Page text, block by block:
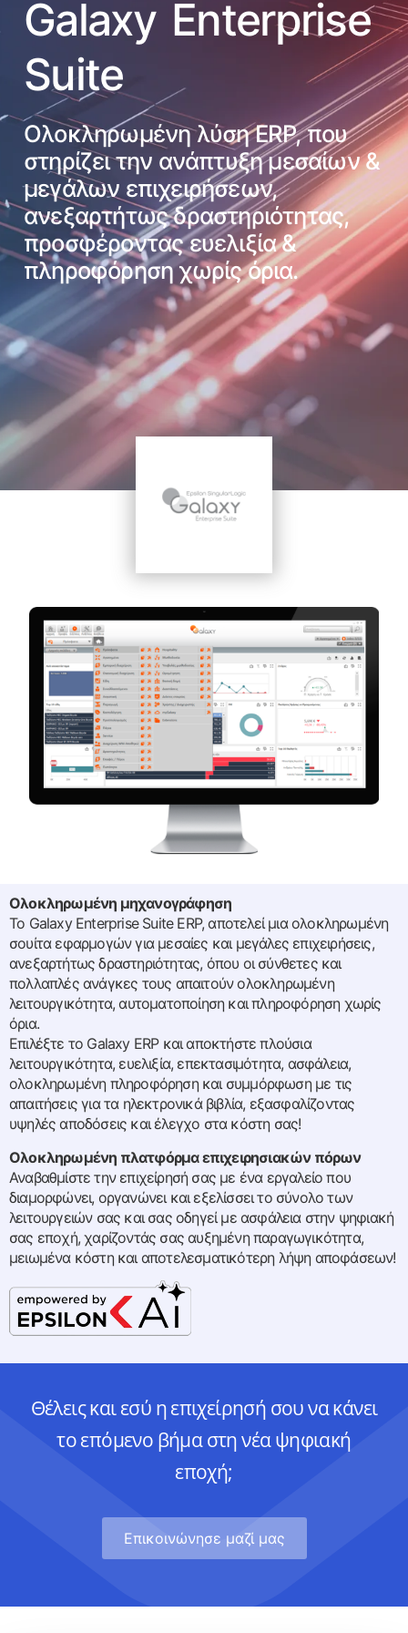
Galaxy Enterprise
Suite
Ολοκληρωμένη λύση ERP, που
στηρίζει την ανάπτυξη μεσαίων &
μεγάλων επιχειρήσεων,
ανεξαρτήτως δραστηριότητας,
προσφέροντας ευελιξία &
πληροφόρηση χωρίς όρια.
Ολοκληρωμένη μηχανογράφηση
Το Galaxy Enterprise Suite ERP, αποτελεί μια ολοκληρωμένη
σουίτα εφαρμογών για μεσαίες και μεγάλες επιχειρήσεις,
ανεξαρτήτως δραστηριότητας, όπου οι σύνθετες και
πολλαπλές ανάγκες τους απαιτούν ολοκληρωμένη
λειτουργικότητα, αυτοματοποίηση και πληροφόρηση χωρίς
όρια.
Επιλέξτε το Galaxy ERP και αποκτήστε πλούσια
λειτουργικότητα, ευελιξία, επεκτασιμότητα, ασφάλεια,
ολοκληρωμένη πληροφόρηση και συμμόρφωση με τις
απαιτήσεις για τα ηλεκτρονικά βιβλία, εξασφαλίζοντας
υψηλές αποδόσεις και έλεγχο στα κόστη σας!
Ολοκληρωμένη πλατφόρμα επιχειρησιακών πόρων
Αναβαθμίστε την επιχείρησή σας με ένα εργαλείο που
διαμορφώνει, οργανώνει και εξελίσσει το σύνολο των
λειτουργειών σας και σας οδηγεί με ασφάλεια στην ψηφιακή
σας εποχή, χαρίζοντάς σας αυξημένη παραγωγικότητα,
μειωμένα κόστη και αποτελεσματικότερη λήψη αποφάσεων!
Θέλεις και εσύ η επιχείρησή σου να κάνει
το επόμενο βήμα στη νέα ψηφιακή
εποχή;
Eπικοινώνησε μαζί μας